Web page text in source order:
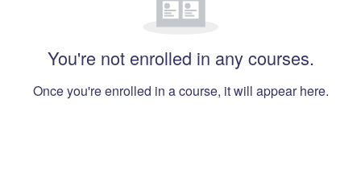
You're not enrolled in any courses.
Once you're enrolled in a course, it will appear here.